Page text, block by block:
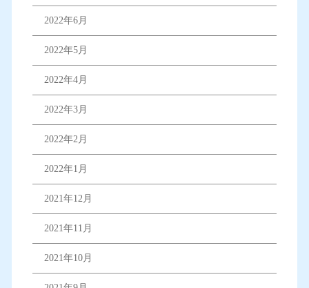
2022年6月
2022年5月
2022年4月
2022年3月
2022年2月
2022年1月
2021年12月
2021年11月
2021年10月